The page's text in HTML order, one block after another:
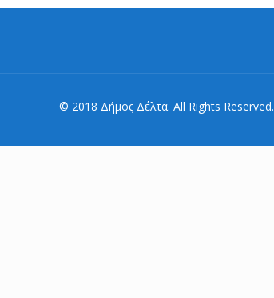
© 2018 Δήμος Δέλτα. All Rights Reserved.